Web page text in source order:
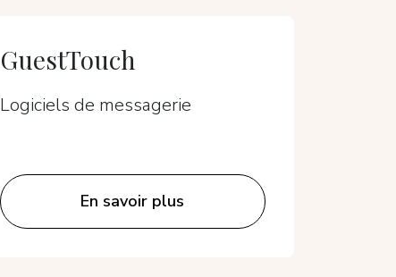
GuestTouch
Logiciels de messagerie
En savoir plus